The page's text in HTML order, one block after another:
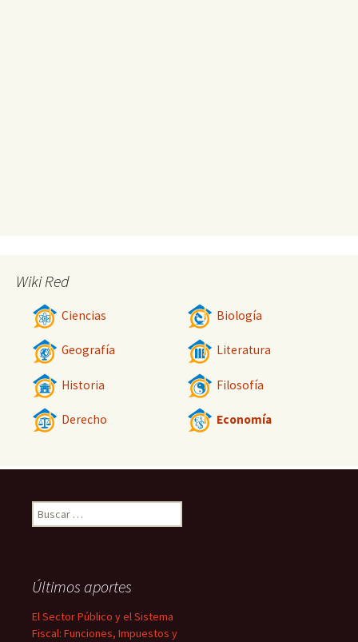
Wiki Red
Ciencias Biología
Geografía Literatura
Historia Filosofía
Derecho Economía
Buscar:
Últimos aportes
El Sector Público y el Sistema
Fiscal: Funciones, Impuestos y